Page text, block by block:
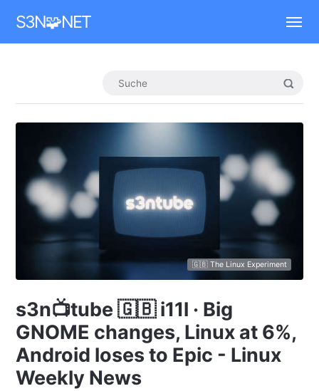
S3N🧩NET
🇬🇧 The Linux Experiment
s3n📺tube 🇬🇧 i11l · Big
GNOME changes, Linux at 6%,
Android loses to Epic - Linux
Weekly News